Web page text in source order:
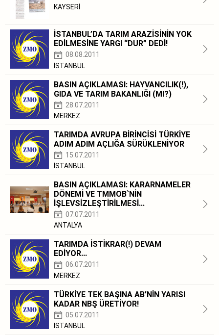
KAYSERİ
İSTANBUL’DA TARIM ARAZİSİNİN YOK
EDİLMESİNE YARGI “DUR” DEDİ!
08.08.2011
İSTANBUL
BASIN AÇIKLAMASI: HAYVANCILIK(!),
GIDA VE TARIM BAKANLIĞI (MI?)
28.07.2011
MERKEZ
TARIMDA AVRUPA BİRİNCİSİ TÜRKİYE
ADIM ADIM AÇLIĞA SÜRÜKLENİYOR
15.07.2011
İSTANBUL
BASIN AÇIKLAMASI: KARARNAMELER
DÖNEMİ VE TMMOB`NİN
İŞLEVSİZLEŞTİRİLMESİ...
07.07.2011
ANTALYA
TARIMDA İSTİKRAR(!) DEVAM
EDİYOR...
06.07.2011
MERKEZ
TÜRKİYE TEK BAŞINA AB’NİN YARISI
KADAR NBŞ ÜRETİYOR!
05.07.2011
İSTANBUL